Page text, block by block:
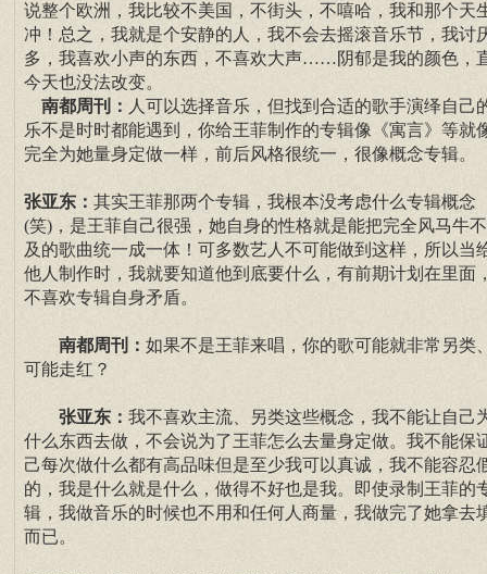
说整个欧洲，我比较不美国，不街头，不嘻哈，我和那个天
冲！总之，我就是个安静的人，我不会去摇滚音乐节，我讨
多，我喜欢小声的东西，不喜欢大声……阴郁是我的颜色，
今天也没法改变。
南都周刊： 人可以选择音乐，但找到合适的歌手演绎自己
乐不是时时都能遇到，你给王菲制作的专辑像《寓言》等就
完全为她量身定做一样，前后风格很统一，很像概念专辑。
张亚东： 其实王菲那两个专辑，我根本没考虑什么专辑概念
(笑)，是王菲自己很强，她自身的性格就是能把完全风马牛
及的歌曲统一成一体！可多数艺人不可能做到这样，所以当
他人制作时，我就要知道他到底要什么，有前期计划在里面
不喜欢专辑自身矛盾。
南都周刊： 如果不是王菲来唱，你的歌可能就非常另类
可能走红？
张亚东： 我不喜欢主流、另类这些概念，我不能让自己
什么东西去做，不会说为了王菲怎么去量身定做。我不能保
己每次做什么都有高品味但是至少我可以真诚，我不能容忍
的，我是什么就是什么，做得不好也是我。即使录制王菲的
辑，我做音乐的时候也不用和任何人商量，我做完了她拿去
而已。